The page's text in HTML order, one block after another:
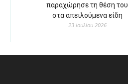
παραχώρησε τη θέση του
στα απειλούμενα είδη
23 Ιουλίου 2026